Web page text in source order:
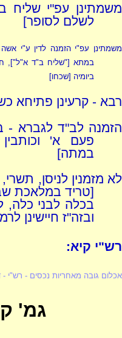
משמתינן עפ"י שליח
לשלם לסופר]
משמתינן עפ"י הזמנה לדין ע"י
במתא ["שליח ב"ד א"ל"],
ביומיה [שכחו]
רבא - קרעינן פתיחא
הזמנה לב"ד לגברא -
פעם א'
במתה]
לא מזמנין לניסן,
[טריד במלאכת
בכלה לבני כלה,
ובזה"ז חיישינן
רש"י קיא:
אכלום גובה מאחריות נכסים - רש"י -
גמ'